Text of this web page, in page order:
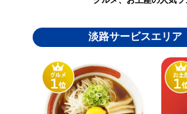
淡路サービスエリア